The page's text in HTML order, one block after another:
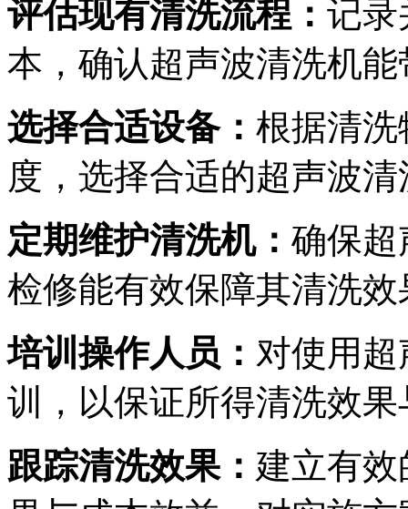
评估现有清洗流程： 记录
本，确认超声波清洗机
选择合适设备： 根据清
度，选择合适的超声波
定期维护清洗机： 确保超
检修能有效保障其清洗
培训操作人员： 对使用
训，以保证所得清洗效
跟踪清洗效果： 建立有